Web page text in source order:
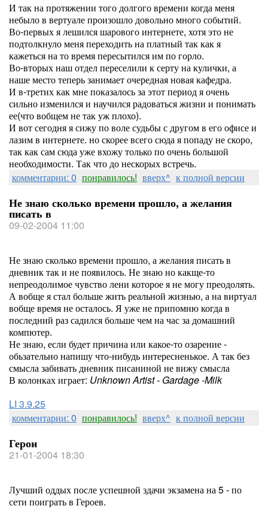
И так на протяжении того долгого времени когда меня
небыло в вертуале произошло довольно много событий.
Во-первых я лешился шарового интернете, хотя это не
подтолкнуло меня переходить на платный так как я
кажеться на то время пересытился им по горло.
Во-вторых наш отдел переселили к серту на кулички, а
наше место теперь занимает очередная новая кафедра.
И в-третих как мне показалось за этот период я очень
сильно изменился и научился радоваться жизни и понимать
ее(что вобщем не так уж плохо).
И вот сегодня я сижу по воле судьбы с другом в его офисе и
лазим в интернете. но скорее всего сюда я попаду не скоро,
так как сам сюда уже вхожу только по очень большой
необходимости. Так что до нескорых встречь.
комментарии: 0 понравилось! вверх^ к полной версии
Не знаю сколько времени прошло, а желания
писать в
09-02-2004 11:00
Не знаю сколько времени прошло, а желания писать в
дневник так и не появилось. Не знаю но какще-то
непреодолимое чувство лени которое я не могу преодолять.
А вобще я стал больше жить реальной жизнью, а на виртуал
вобще время не осталось. Я уже не припомню когда в
последний раз садился больше чем на час за домашний
компютер.
Не знаю, если будет причина или какое-то озарение -
обьзательно напишу что-нибудь интересненькое. А так без
смысла забивать дневник писаниной не вижу смысла
В колонках играет: Unknown Artist - Gardage -Milk
LI 3.9.25
комментарии: 0 понравилось! вверх^ к полной версии
Герои
21-01-2004 18:30
Лучший оддых после успешной здачи экзамена на 5 - по
сети поиграть в Героев.